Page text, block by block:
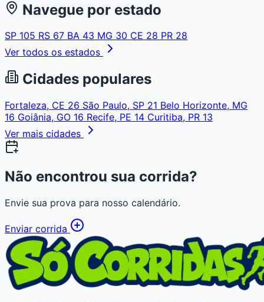
Navegue por estado
SP 105 RS 67 BA 43 MG 30 CE 28 PR 28
Ver todos os estados
Cidades populares
Fortaleza, CE 26 São Paulo, SP 21 Belo Horizonte, MG
16 Goiânia, GO 16 Recife, PE 14 Curitiba, PR 13
Ver mais cidades
Não encontrou sua corrida?
Envie sua prova para nosso calendário.
Enviar corrida